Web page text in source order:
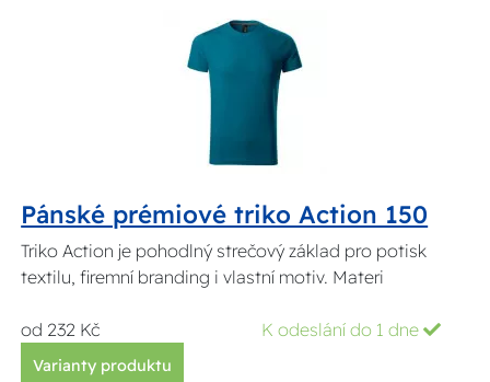
Pánské prémiové triko Action 150
Triko Action je pohodlný strečový základ pro potisk
textilu, firemní branding i vlastní motiv. Materi
od 232 Kč K odeslání do 1 dne
Varianty produktu